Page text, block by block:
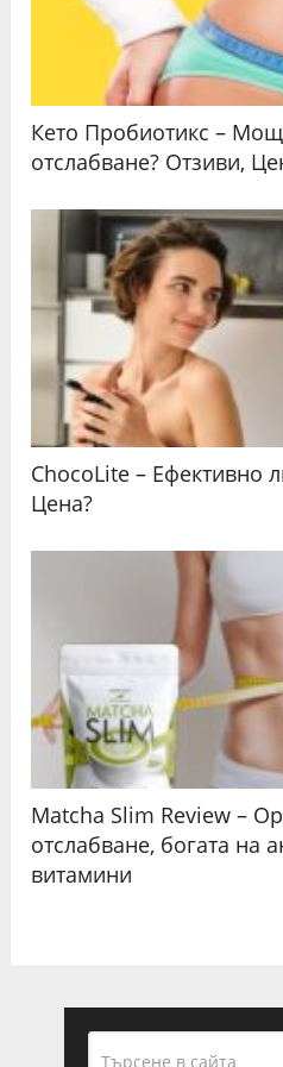
Кето Пробиотикс –
отслабване? Отзиви,
ChocoLite – Ефективно
Цена?
Matcha Slim Review –
отслабване, богата на
витамини